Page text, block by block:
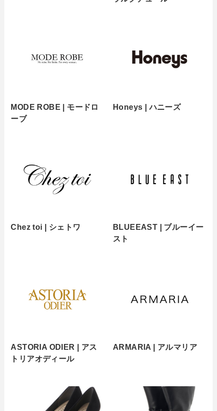
MODE ROBE | モードロ
ーブ
Honeys | ハニーズ
Chez toi | シェトワ
BLUEEAST | ブルーイー
スト
ASTORIA ODIER | アス
トリアオディール
ARMARIA | アルマリア